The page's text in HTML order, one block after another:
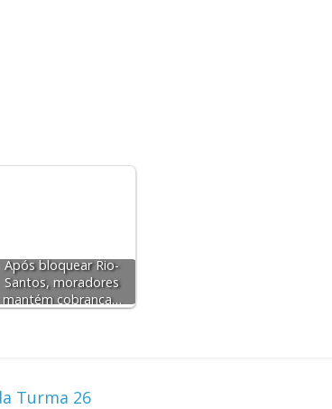
Após bloquear Rio-
Santos, moradores
mantém cobrança…
Turma 26